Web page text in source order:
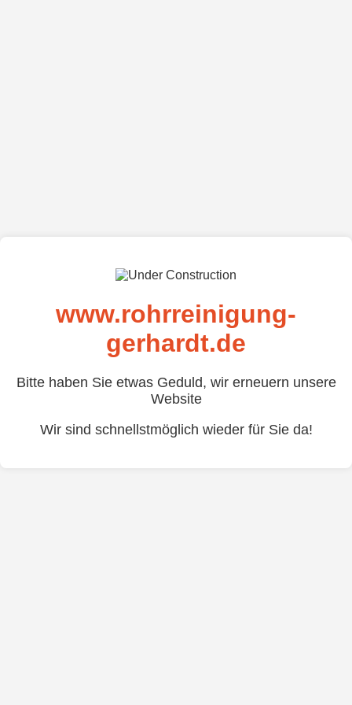
www.rohrreinigung-
gerhardt.de
Bitte haben Sie etwas Geduld, wir erneuern unsere
Website
Wir sind schnellstmöglich wieder für Sie da!